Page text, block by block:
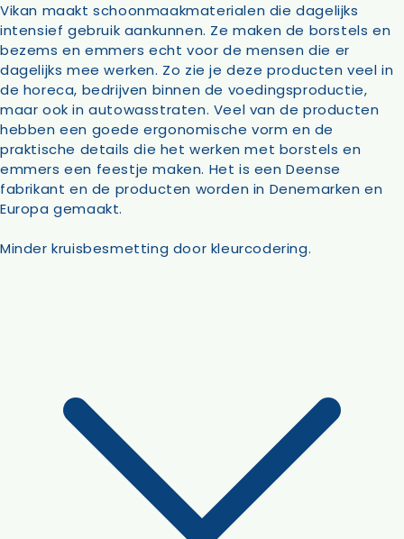
Vikan maakt schoonmaakmaterialen die dagelijks
intensief gebruik aankunnen. Ze maken de borstels en
bezems en emmers echt voor de mensen die er
dagelijks mee werken. Zo zie je deze producten veel in
de horeca, bedrijven binnen de voedingsproductie,
maar ook in autowasstraten. Veel van de producten
hebben een goede ergonomische vorm en de
praktische details die het werken met borstels en
emmers een feestje maken. Het is een Deense
fabrikant en de producten worden in Denemarken en
Europa gemaakt.
Minder kruisbesmetting door kleurcodering.